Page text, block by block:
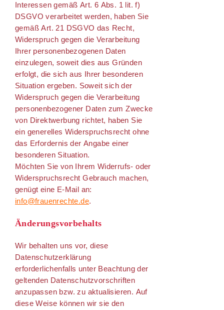
Interessen gemäß Art. 6 Abs. 1 lit. f)
DSGVO verarbeitet werden, haben Sie
gemäß Art. 21 DSGVO das Recht,
Widerspruch gegen die Verarbeitung
Ihrer personenbezogenen Daten
einzulegen, soweit dies aus Gründen
erfolgt, die sich aus Ihrer besonderen
Situation ergeben. Soweit sich der
Widerspruch gegen die Verarbeitung
personenbezogener Daten zum Zwecke
von Direktwerbung richtet, haben Sie
ein generelles Widerspruchsrecht ohne
das Erfordernis der Angabe einer
besonderen Situation.
Möchten Sie von Ihrem Widerrufs- oder
Widerspruchsrecht Gebrauch machen,
genügt eine E-Mail an:
info@frauenrechte.de.
Änderungsvorbehalts
Wir behalten uns vor, diese
Datenschutzerklärung
erforderlichenfalls unter Beachtung der
geltenden Datenschutzvorschriften
anzupassen bzw. zu aktualisieren. Auf
diese Weise können wir sie den